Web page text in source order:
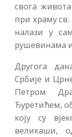
свога
при храму
налази у
рушевинама
Другога
Србије и
Петром
Ђуретићем,
коју су
великаши,